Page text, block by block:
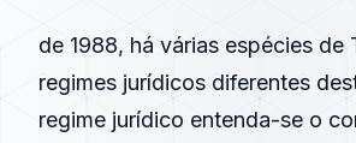
de 1988, há várias espécies de
regimes jurídicos diferentes
regime jurídico entenda-se o